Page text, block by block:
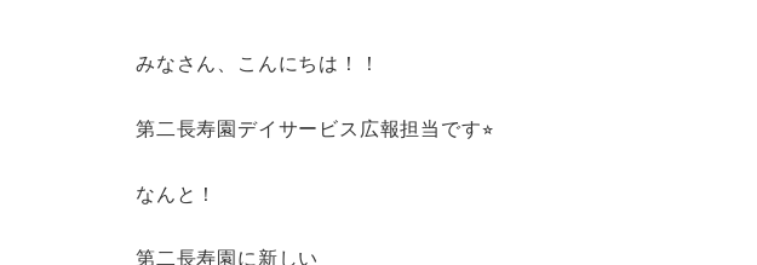
みなさん、こんにちは！！
第二長寿園デイサービス広報担当です⭐︎
なんと！
第二長寿園に新しい